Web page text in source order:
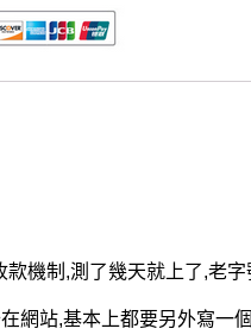
款機制,測了幾天就上了,老
網站,基本上都要另外寫一